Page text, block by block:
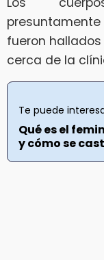
fueron
cerca de la
Te puede
Qué es el
y cómo se